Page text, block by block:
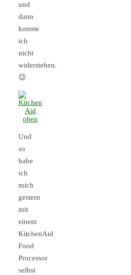
und
dann
konnte
ich
nicht
widerstehen.
😉
Und
so
habe
ich
mich
gestern
mit
einem
KitchenAid
Food
Processor
selbst